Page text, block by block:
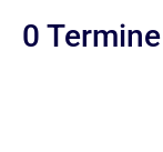
0 Termine